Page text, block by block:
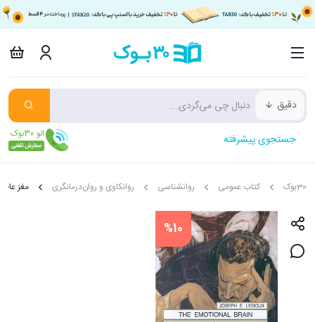
دقیق
جستجوی پیشرفته
30بوک کتاب عمومی روانشناسی روانکاوی و روان‌درمانگری مغز
%10